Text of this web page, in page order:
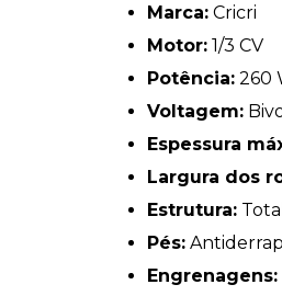
Marca: Cricri
Motor: 1/3 CV
Potência: 260
Voltagem:
Espessura
Largura dos
Estrutura:
Pés:
Engrenagens: